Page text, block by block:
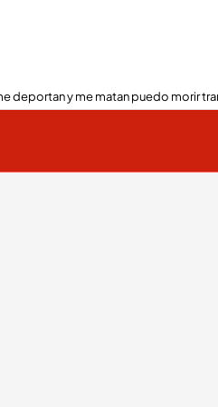
deportan y me matan puedo morir